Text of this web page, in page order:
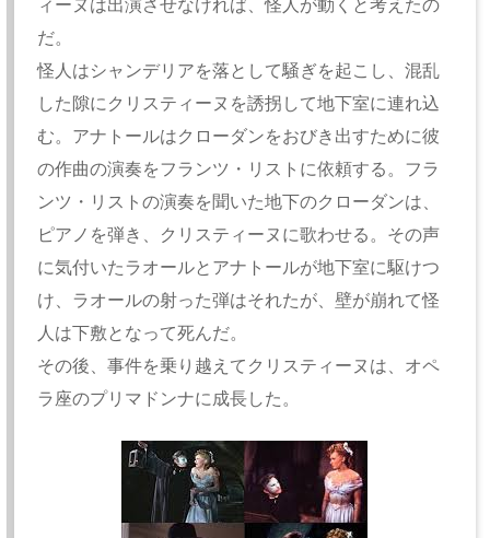
だ。
怪人はシャンデリアを落として騒ぎを起こし、混乱
した隙にクリスティーヌを誘拐して地下室に連れ込
む。アナトールはクローダンをおびき出すために彼
の作曲の演奏をフランツ・リストに依頼する。フラ
ンツ・リストの演奏を聞いた地下のクローダンは、
ピアノを弾き、クリスティーヌに歌わせる。その声
に気付いたラオールとアナトールが地下室に駆けつ
け、ラオールの射った弾はそれたが、壁が崩れて怪
人は下敷となって死んだ。
その後、事件を乗り越えてクリスティーヌは、オペ
ラ座のプリマドンナに成長した。